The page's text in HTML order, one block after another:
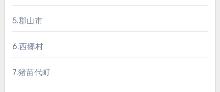
5.郡山市
6.西郷村
7.猪苗代町